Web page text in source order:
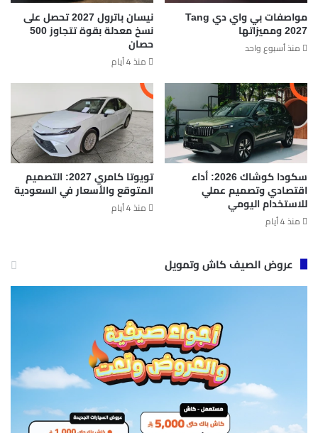
مواصفات بي واي دي Tang
2027 ومميزاتها
منذ أسبوع واحد
نيسان باترول 2027 تحصل على
نسخ معدلة بقوة تتجاوز 500
حصان
منذ 4 أيام
سكودا كوشاك 2026: أداء
اقتصادي وتصميم عملي
للاستخدام اليومي
منذ 4 أيام
تويوتا كامري 2027: التصميم
المتوقع والأسعار في السعودية
منذ 4 أيام
عروض الصيف كاش وتمويل